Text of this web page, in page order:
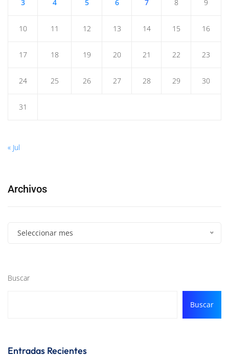
3 4 5 6 7 8 9
10 11 12 13 14 15 16
17 18 19 20 21 22 23
24 25 26 27 28 29 30
31
« Jul
Archivos
Seleccionar mes
Buscar
Buscar
Entradas Recientes